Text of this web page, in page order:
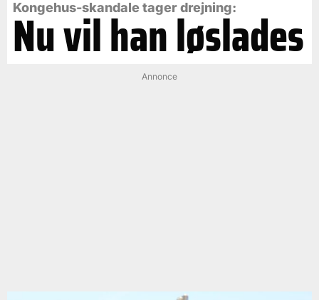
Kongehus-skandale tager drejning:
Nu vil han løslades
Annonce